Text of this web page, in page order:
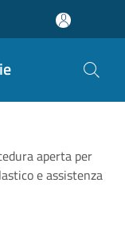
aperta per
e assistenza